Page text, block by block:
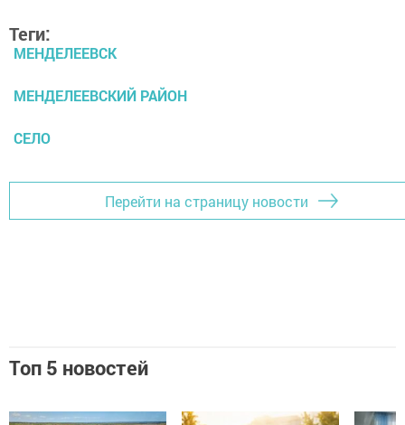
Теги:
МЕНДЕЛЕЕВСК
МЕНДЕЛЕЕВСКИЙ РАЙОН
СЕЛО
Перейти на страницу новости
Топ 5 новостей